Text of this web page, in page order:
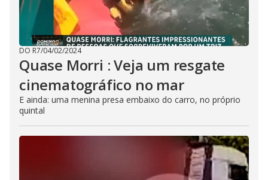
DO R7/04/02/2024
Quase Morri : Veja um resgate
cinematográfico no mar
E ainda: uma menina presa embaixo do carro, no próprio
quintal